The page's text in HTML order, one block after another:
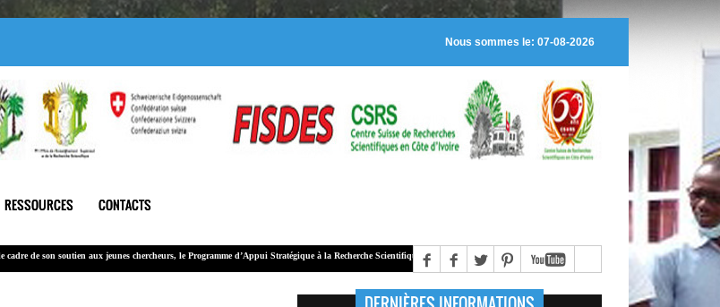
Nous sommes le: 07-08-2026
RESSOURCES CONTACTS
son soutienaux jeunes chercheurs, le Programme d’Appui Stratégique à la Recherche Scientifique (PASRES
), alloue des bourses de recherche à des jeunes chercheurs régulièrement
alloué à cet appel est de 100 000 000 F CFA.